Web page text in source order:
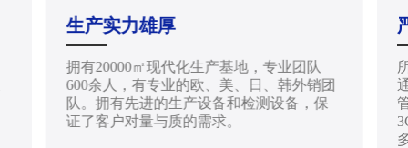
生产实力雄厚
拥有20000㎡现代化生产基地，专业团队
600余人，有专业的欧、美、日、韩外销团
队。拥有先进的生产设备和检测设备，保
证了客户对量与质的需求。